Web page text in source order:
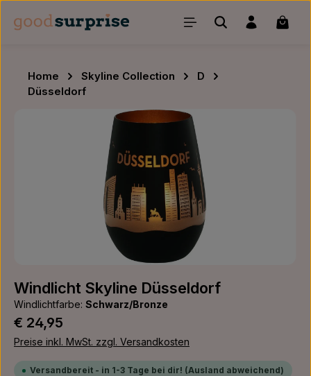
Zum Hauptinhalt springen
Home Skyline Collection
D
Düsseldorf
Bildergalerie überspringen
Windlicht Skyline Düsseldorf
Windlichtfarbe: Schwarz/Bronze
Regulärer Preis:
€ 24,95
Preise inkl. MwSt. zzgl. Versandkosten
Versandbereit - in 1-3 Tage bei dir! (Ausland abweichend)